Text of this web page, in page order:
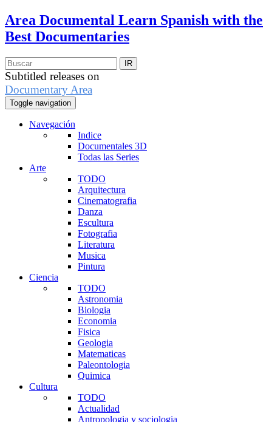
Area Documental Learn Spanish with the
Best Documentaries
Subtitled releases on
Documentary Area
Toggle navigation
Navegación
Indice
Documentales 3D
Todas las Series
Arte
TODO
Arquitectura
Cinematografia
Danza
Escultura
Fotografia
Literatura
Musica
Pintura
Ciencia
TODO
Astronomia
Biologia
Economia
Fisica
Geologia
Matematicas
Paleontologia
Quimica
Cultura
TODO
Actualidad
Antropologia y sociologia